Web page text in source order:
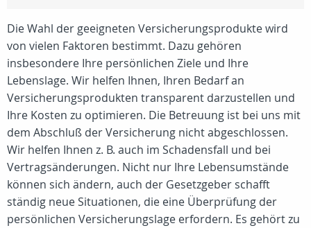
Die Wahl der geeigneten Versicherungsprodukte wird
von vielen Faktoren bestimmt. Dazu gehören
insbesondere Ihre persönlichen Ziele und Ihre
Lebenslage. Wir helfen Ihnen, Ihren Bedarf an
Versicherungsprodukten transparent darzustellen und
Ihre Kosten zu optimieren. Die Betreuung ist bei uns mit
dem Abschluß der Versicherung nicht abgeschlossen.
Wir helfen Ihnen z. B. auch im Schadensfall und bei
Vertragsänderungen. Nicht nur Ihre Lebensumstände
können sich ändern, auch der Gesetzgeber schafft
ständig neue Situationen, die eine Überprüfung der
persönlichen Versicherungslage erfordern. Es gehört zu